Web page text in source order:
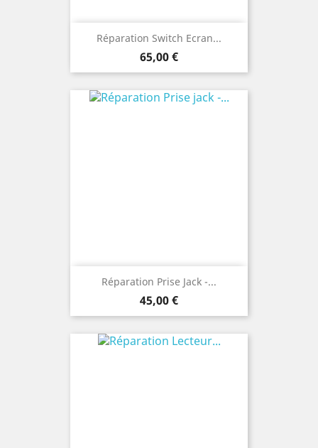
Réparation Switch Ecran...
Prix
65,00 €
Réparation Prise Jack -...
Prix
45,00 €